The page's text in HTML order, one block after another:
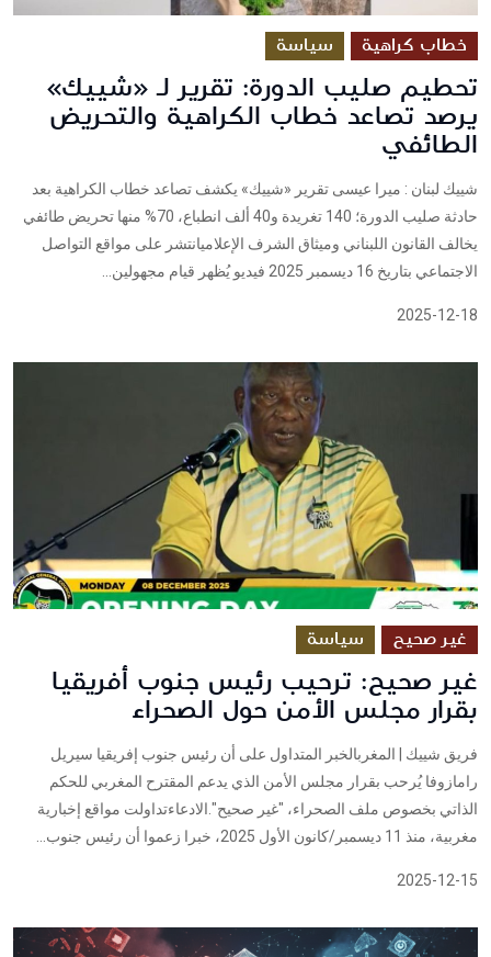
خطاب كراهية سياسة
تحطيم صليب الدورة: تقرير لـ «شييك»
يرصد تصاعد خطاب الكراهية والتحريض
الطائفي
شييك لبنان : ميرا عيسى تقرير «شييك» يكشف تصاعد خطاب الكراهية بعد
حادثة صليب الدورة؛ 140 تغريدة و40 ألف انطباع، 70% منها تحريض طائفي
يخالف القانون اللبناني وميثاق الشرف الإعلاميانتشر على مواقع التواصل
الاجتماعي بتاريخ 16 ديسمبر 2025 فيديو يُظهر قيام مجهولين...
2025-12-18
غير صحيح سياسة
غير صحيح: ترحيب رئيس جنوب أفريقيا
بقرار مجلس الأمن حول الصحراء
فريق شييك | المغربالخبر المتداول على أن رئيس جنوب إفريقيا سيريل
رامازوفا يُرحب بقرار مجلس الأمن الذي يدعم المقترح المغربي للحكم
الذاتي بخصوص ملف الصحراء، "غير صحيح".الادعاءتداولت مواقع إخبارية
مغربية، منذ 11 ديسمبر/كانون الأول 2025، خبرا زعموا أن رئيس جنوب...
2025-12-15